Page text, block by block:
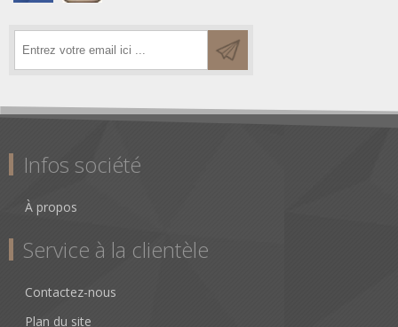
Infos société
À propos
Service à la clientèle
Contactez-nous
Plan du site